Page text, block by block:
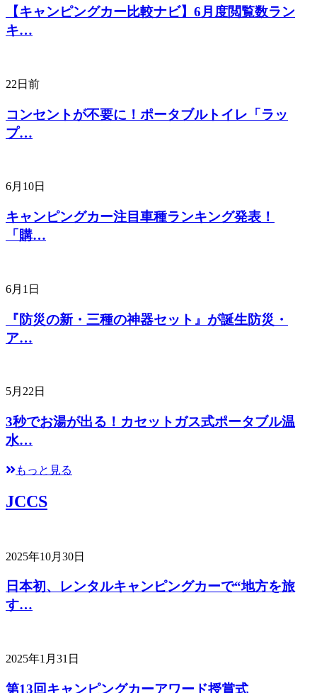
【キャンピングカー比較ナビ】6月度閲覧数ラン
キ…
22日前
コンセントが不要に！ポータブルトイレ「ラッ
プ…
6月10日
キャンピングカー注目車種ランキング発表！
「購…
6月1日
『防災の新・三種の神器セット』が誕生防災・
ア…
5月22日
3秒でお湯が出る！カセットガス式ポータブル温
水…
もっと見る
JCCS
2025年10月30日
日本初、レンタルキャンピングカーで“地方を旅
す…
2025年1月31日
第13回キャンピングカーアワード授賞式